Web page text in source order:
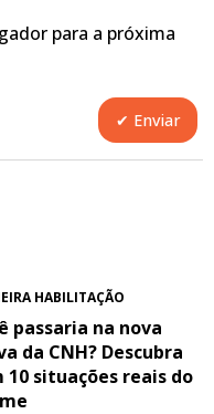
para a próxima
HABILITAÇÃO
passaria na nova
da CNH? Descubra
10 situações reais do